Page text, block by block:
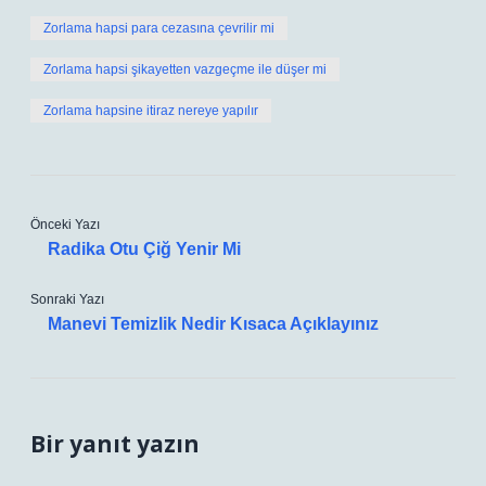
Zorlama hapsi para cezasına çevrilir mi
Zorlama hapsi şikayetten vazgeçme ile düşer mi
Zorlama hapsine itiraz nereye yapılır
Önceki Yazı
Radika Otu Çiğ Yenir Mi
Sonraki Yazı
Manevi Temizlik Nedir Kısaca Açıklayınız
Bir yanıt yazın